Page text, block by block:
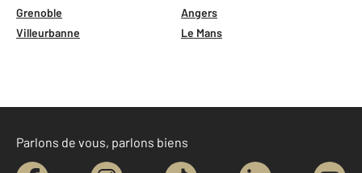
Grenoble
Angers
Villeurbanne
Le Mans
Parlons de vous, parlons biens